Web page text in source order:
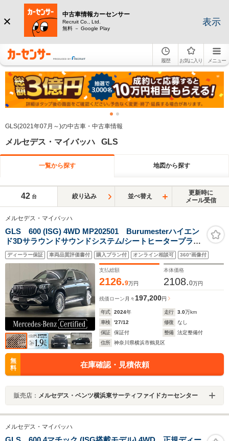
中古車情報カーセンサー
Recruit Co., Ltd.
無料 － Google Play
表示
履歴 お気に入り メニュー
GLS(2021年07月～)の中古車・中古車情報
メルセデス・マイバッハ GLS
一覧から探す 地図から探す
42 台 絞り込み 並べ替え
更新時に
メール受信
メルセデス・マイバッハ
GLS 600 (ISG) 4WD MP202501 Burumesterハイエン
ド3Dサラウンドサウンドシステム/シートヒータープラ
ス/MBUXリアエンターテインメントシステム/電動ブライ
ンド(後席)/シートベンチレーションシート1列目2列目/ナ
ッパレザールーフライナー
ディーラー保証 車両品質評価書付 購入プラン付 オンライン相談可 360°画像付
支払総額
2126.9万円
本体価格
2108.0万円
残価ローン 月々197,200円
年式 2024年 走行 3.0万km
車検
'27/12 修復
なし
保証
保証付 整備
法定整備付
住所
神奈川県横浜市鶴見区
無
料
在庫確認・見積依頼
販売店： メルセデス・ベンツ横浜東サーティファイドカーセンター
メルセデス・マイバッハ